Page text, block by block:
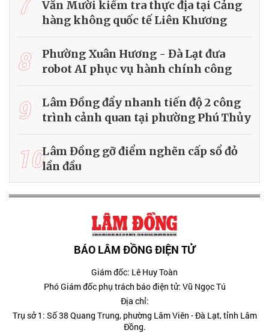
Văn Mười kiểm tra thực địa tại Cảng
hàng không quốc tế Liên Khương
8
Phường Xuân Hương - Đà Lạt đưa
robot AI phục vụ hành chính công
9
Lâm Đồng đẩy nhanh tiến độ 2 công
trình cảnh quan tại phường Phú Thủy
10Lâm Đồng gỡ điểm nghẽn cấp sổ đỏ
lần đầu
BÁO LÂM ĐỒNG ĐIỆN TỬ
Giám đốc: Lê Huy Toàn
Phó Giám đốc phụ trách báo điện tử: Vũ Ngọc Tú
Địa chỉ:
Trụ sở 1: Số 38 Quang Trung, phường Lâm Viên - Đà Lạt, tỉnh Lâm
Đồng.